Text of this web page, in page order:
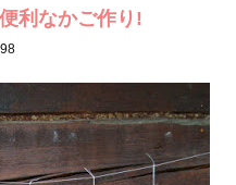
利なかご作り!